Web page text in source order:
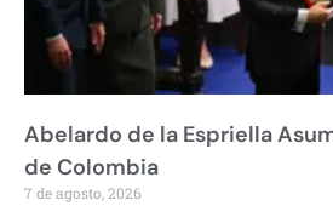
Abelardo de la Espriella
de Colombia
7 de agosto, 2026